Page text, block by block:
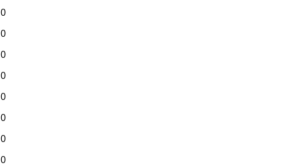
0
0
0
0
0
0
0
0